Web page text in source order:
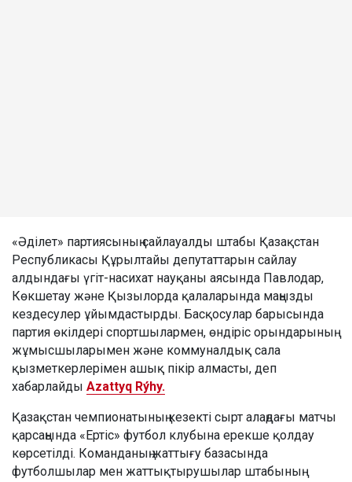
«Әділет» партиясының сайлауалды штабы Қазақстан
Республикасы Құрылтайы депутаттарын сайлау
алдындағы үгіт-насихат науқаны аясында Павлодар,
Көкшетау және Қызылорда қалаларында маңызды
кездесулер ұйымдастырды. Басқосулар барысында
партия өкілдері спортшылармен, өндіріс орындарының
жұмысшыларымен және коммуналдық сала
қызметкерлерімен ашық пікір алмасты, деп
хабарлайды Azattyq Rýhy.
Қазақстан чемпионатының кезекті сырт алаңдағы матчы
қарсаңында «Ертіс» футбол клубына ерекше қолдау
көрсетілді. Команданың жаттығу базасында
футболшылар мен жаттықтырушылар штабының